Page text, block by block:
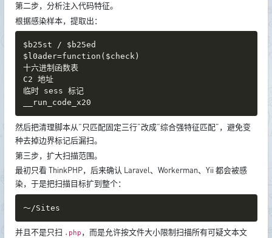
第二步，分析注入代码特征。
根据感染样本，提取出：
$b25st / $b25ed
$l0ader=function($check)
十六进制函数表
C2 地址
临时 sess 标记
__run_code_x20
然后把清理脚本从“只匹配固定三行”改成“综合强特征匹配”，避免变
种去掉边界标记后漏扫。
第三步，扩大扫描范围。
最初只看 ThinkPHP，后来确认 Laravel、Workerman、Yii 都会被感
染，于是把扫描目标扩到整个：
～/Sites
并且不是只扫 .php ，而是允许按文件大小限制扫描所有可疑文本文